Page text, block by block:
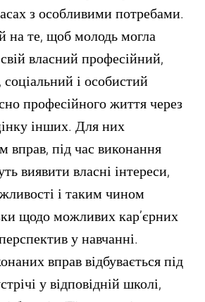
з особливими потребами.
на те, щоб молодь могла
власний професійний,
і особистий
професійного життя через
інших. Для них
вправ, під час виконання
виявити власні інтереси,
і таким чином
щодо можливих кар’єрних
у навчанні.
вправ відбувається під
у відповідній школі,